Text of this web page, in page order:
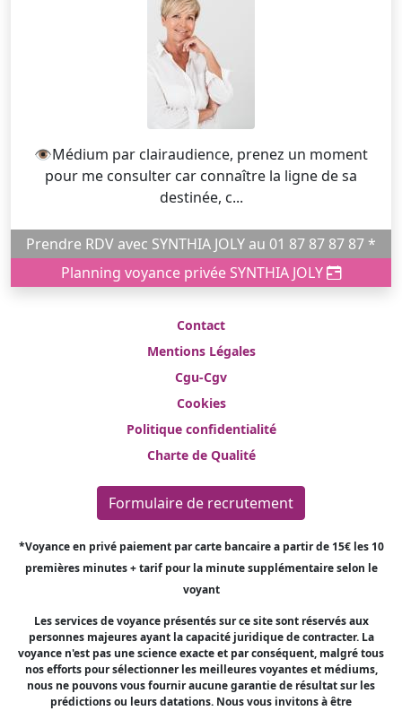
👁️Médium par clairaudience, prenez un moment
pour me consulter car connaître la ligne de sa
destinée, c...
Prendre RDV avec SYNTHIA JOLY au 01 87 87 87 87 *
Planning voyance privée SYNTHIA JOLY
Contact
Mentions Légales
Cgu-Cgv
Cookies
Politique confidentialité
Charte de Qualité
Formulaire de recrutement
*Voyance en privé paiement par carte bancaire a partir de 15€ les 10
premières minutes + tarif pour la minute supplémentaire selon le
voyant
Les services de voyance présentés sur ce site sont réservés aux
personnes majeures ayant la capacité juridique de contracter. La
voyance n'est pas une science exacte et par conséquent, malgré tous
nos efforts pour sélectionner les meilleures voyantes et médiums,
nous ne pouvons vous fournir aucune garantie de résultat sur les
prédictions ou leurs datations. Nous vous invitons à être